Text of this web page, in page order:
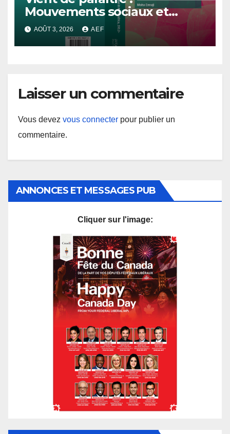
Mouvements sociaux et
démocratisation en Afrique
du Nord, 1912-2024
AOÛT 3, 2026 AEF
Laisser un commentaire
Vous devez vous connecter pour publier un
commentaire.
ANNONCES ET MESSAGES PUB
Cliquer sur l'image: